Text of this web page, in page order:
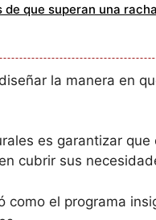
que superan una
la manera en
es garantizar que
cubrir sus
como el programa